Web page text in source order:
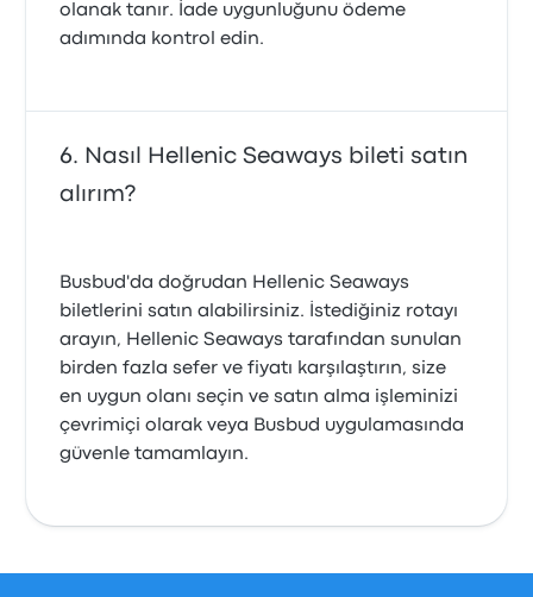
olanak tanır. İade uygunluğunu ödeme
adımında kontrol edin.
Nasıl Hellenic Seaways bileti satın
alırım?
Busbud'da doğrudan Hellenic Seaways
biletlerini satın alabilirsiniz. İstediğiniz rotayı
arayın, Hellenic Seaways tarafından sunulan
birden fazla sefer ve fiyatı karşılaştırın, size
en uygun olanı seçin ve satın alma işleminizi
çevrimiçi olarak veya Busbud uygulamasında
güvenle tamamlayın.